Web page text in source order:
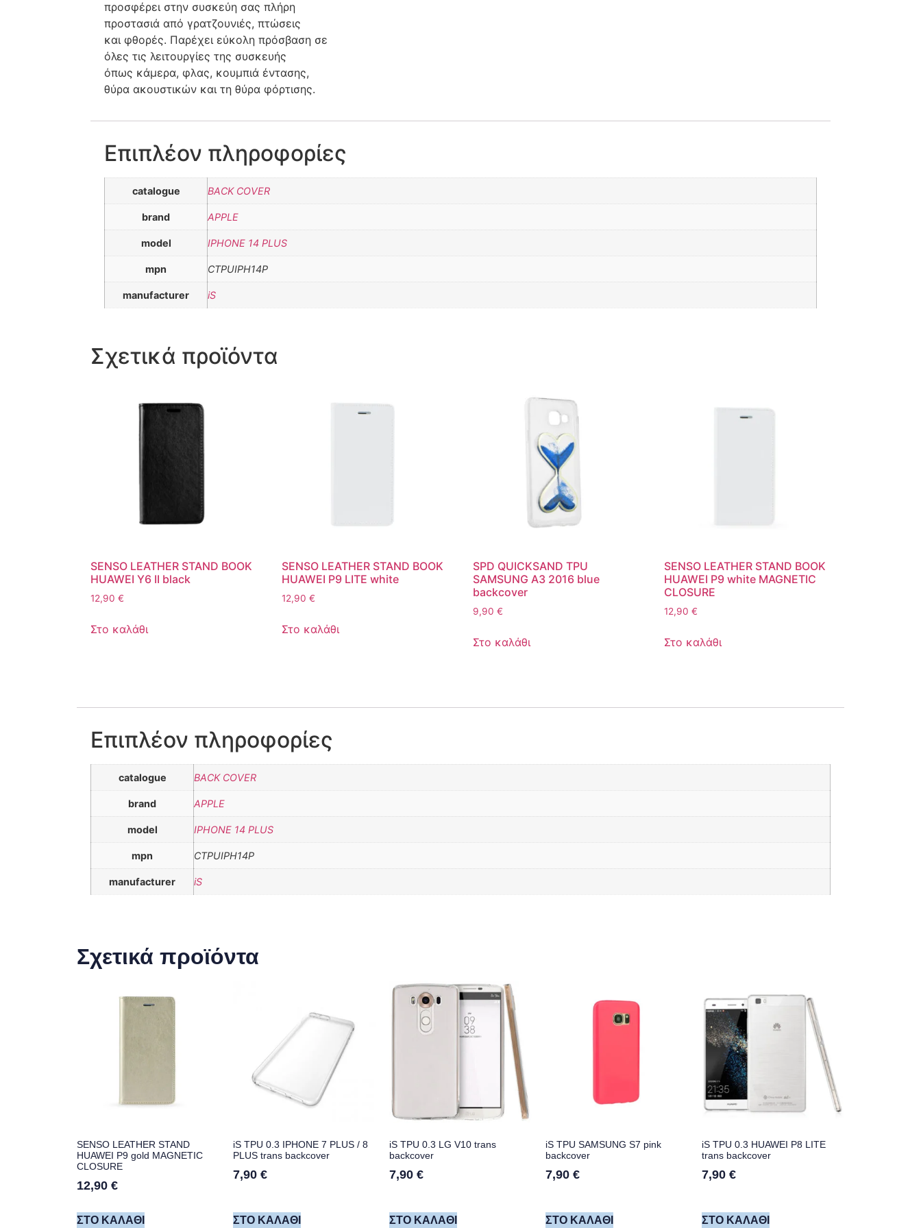
προσφέρει στην συσκεύη σας πλήρη
προστασιά από γρατζουνιές, πτώσεις
και φθορές. Παρέχει εύκολη πρόσβαση σε
όλες τις λειτουργίες της συσκευής
όπως κάμερα, φλας, κουμπιά έντασης,
θύρα ακουστικών και τη θύρα φόρτισης.
Επιπλέον πληροφορίες
catalogue BACK COVER
brand APPLE
model IPHONE 14 PLUS
mpn CTPUIPH14P
manufacturer iS
Σχετικά προϊόντα
SENSO LEATHER STAND BOOK
HUAWEI Y6 II black
12,90 €
Στο καλάθι
SENSO LEATHER STAND BOOK
HUAWEI P9 LITE white
12,90€
Στο καλάθι
SPD QUICKSAND TPU
SAMSUNG A3 2016 blue
backcover
9,90€
Στο καλάθι
SENSO LEATHER STAND BOOK
HUAWEI P9 white MAGNETIC
CLOSURE
12,90€
Στο καλάθι
Επιπλέον πληροφορίες
catalogue BACK COVER
brand APPLE
model IPHONE 14 PLUS
mpn CTPUIPH14P
manufacturer iS
Σχετικά προϊόντα
SENSO LEATHER STAND
HUAWEI P9 gold MAGNETIC
CLOSURE
12,90 €
ΣΤΟ ΚΑΛΆΘΙ
iS TPU 0.3 IPHONE 7 PLUS / 8
PLUS trans backcover
7,90 €
ΣΤΟ ΚΑΛΆΘΙ
iS TPU 0.3 LG V10 trans
backcover
7,90 €
ΣΤΟ ΚΑΛΆΘΙ
iS TPU SAMSUNG S7 pink
backcover
7,90 €
ΣΤΟ ΚΑΛΆΘΙ
iS TPU 0.3 HUAWEI P8 LITE
trans backcover
7,90 €
ΣΤΟ ΚΑΛΆΘΙ